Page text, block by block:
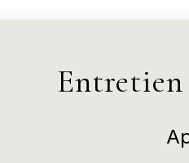
Entretien